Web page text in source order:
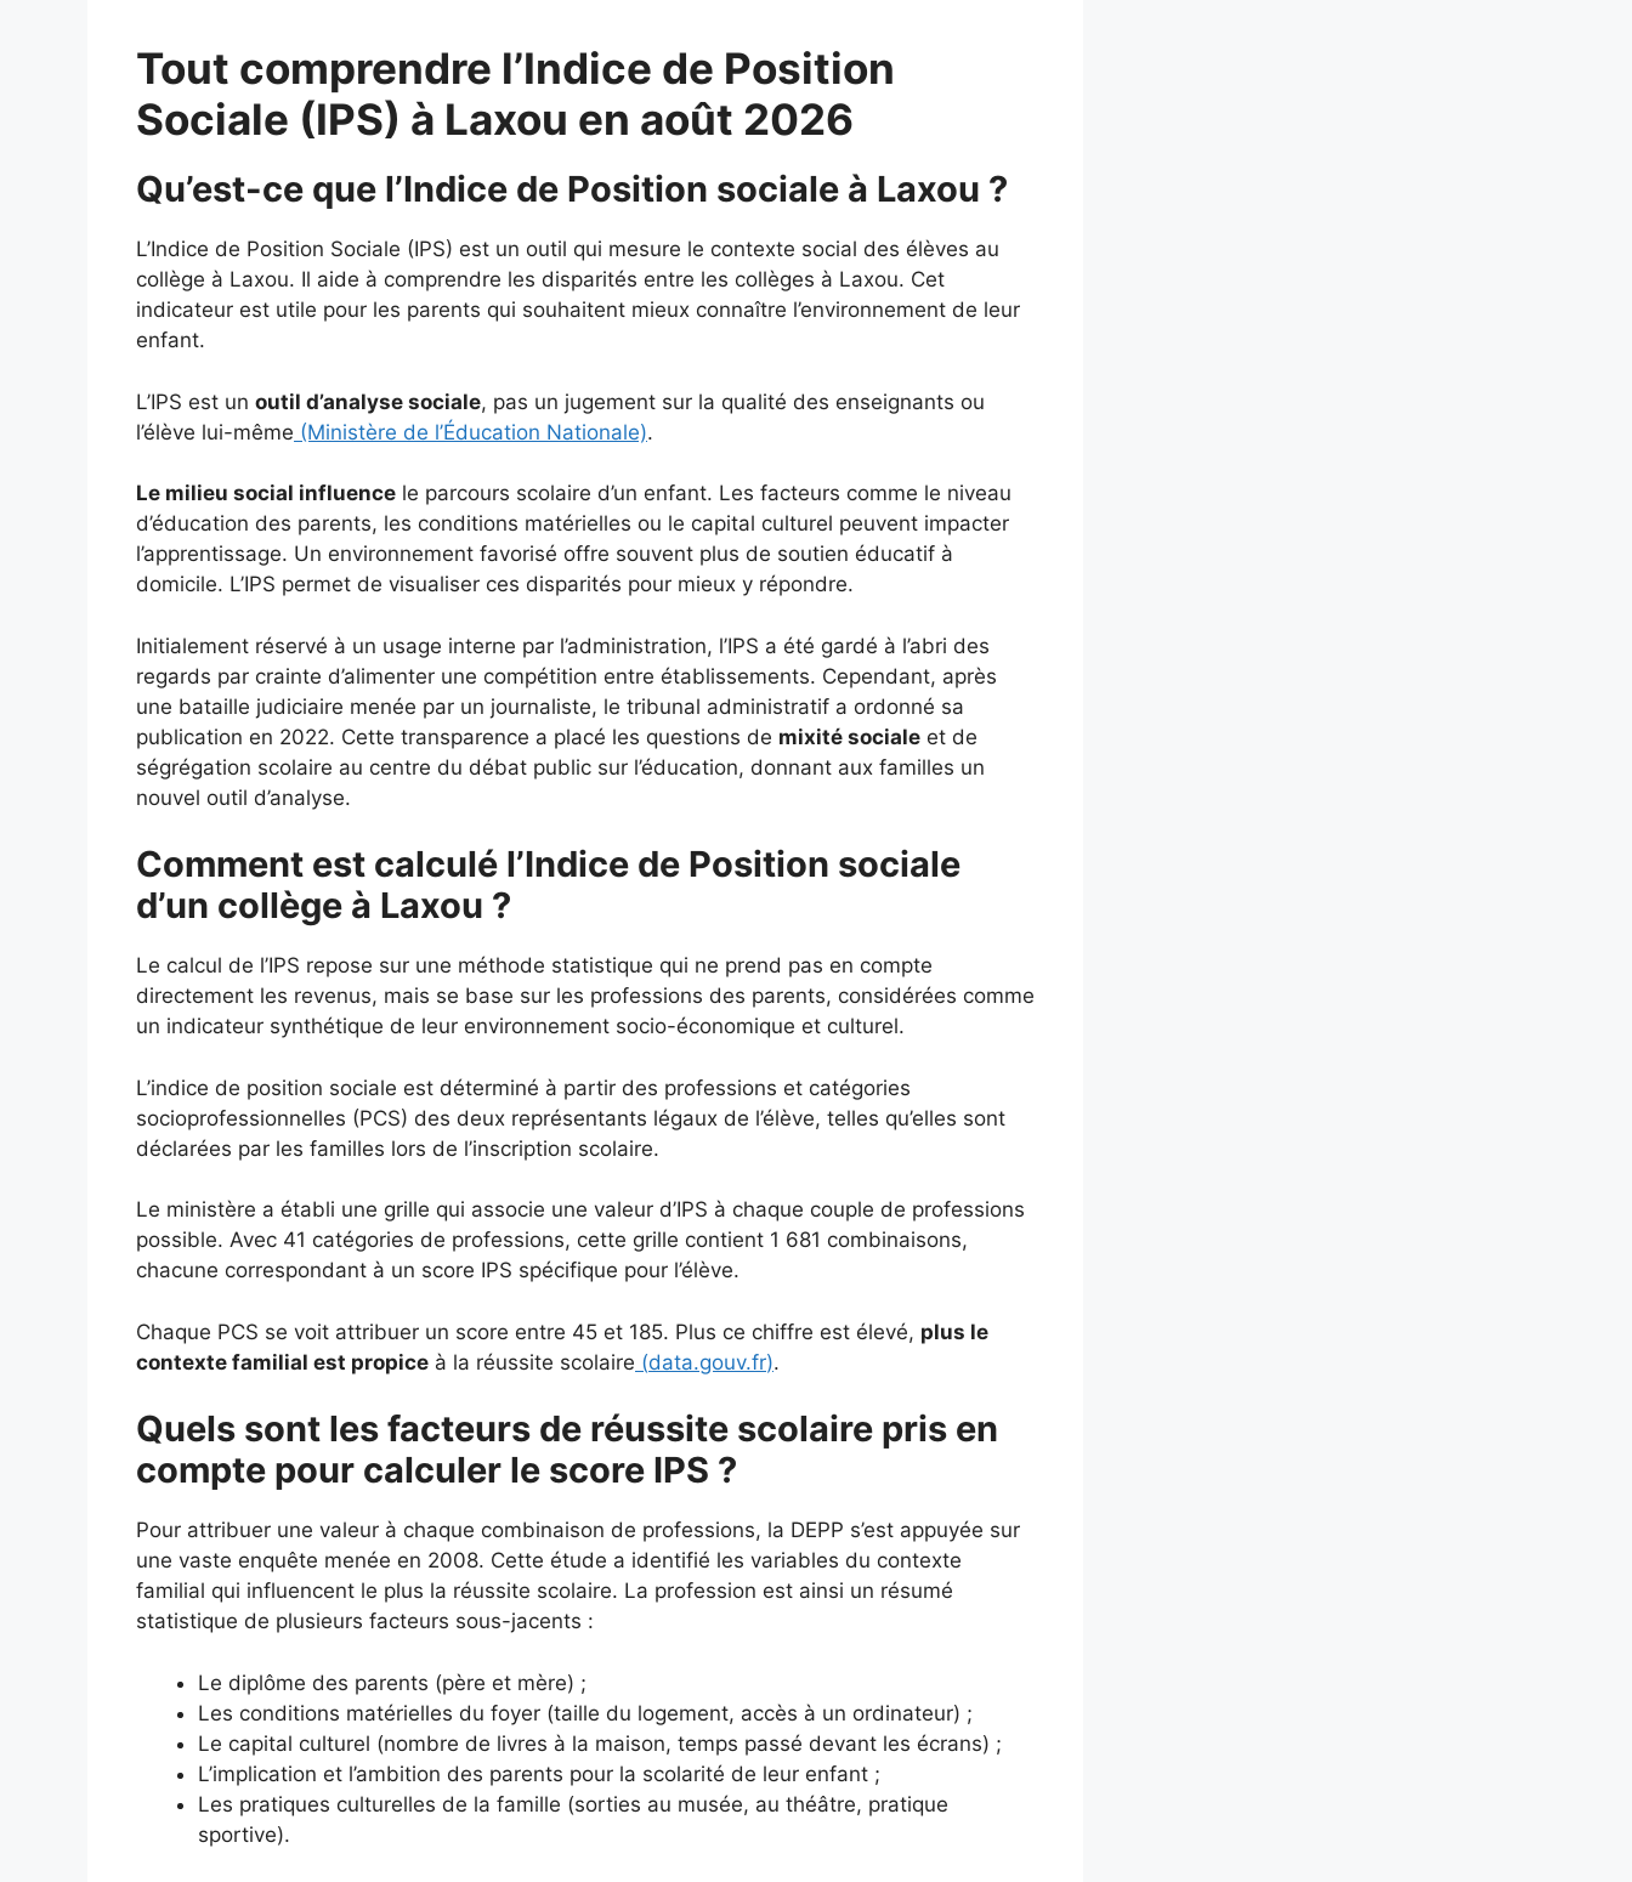
Tout comprendre l’Indice de Position
Sociale (IPS) à Laxou en août 2026
Qu’est-ce que l’Indice de Position sociale à Laxou ?
L’Indice de Position Sociale (IPS) est un outil qui mesure le contexte social des élèves au
collège à Laxou. Il aide à comprendre les disparités entre les collèges à Laxou. Cet
indicateur est utile pour les parents qui souhaitent mieux connaître l’environnement de leur
enfant.
L’IPS est un outil d’analyse sociale, pas un jugement sur la qualité des enseignants ou
l’élève lui-même (Ministère de l’Éducation Nationale).
Le milieu social influence le parcours scolaire d’un enfant. Les facteurs comme le niveau
d’éducation des parents, les conditions matérielles ou le capital culturel peuvent impacter
l’apprentissage. Un environnement favorisé offre souvent plus de soutien éducatif à
domicile. L’IPS permet de visualiser ces disparités pour mieux y répondre.
Initialement réservé à un usage interne par l’administration, l’IPS a été gardé à l’abri des
regards par crainte d’alimenter une compétition entre établissements. Cependant, après
une bataille judiciaire menée par un journaliste, le tribunal administratif a ordonné sa
publication en 2022. Cette transparence a placé les questions de mixité sociale et de
ségrégation scolaire au centre du débat public sur l’éducation, donnant aux familles un
nouvel outil d’analyse.
Comment est calculé l’Indice de Position sociale
d’un collège à Laxou ?
Le calcul de l’IPS repose sur une méthode statistique qui ne prend pas en compte
directement les revenus, mais se base sur les professions des parents, considérées comme
un indicateur synthétique de leur environnement socio-économique et culturel.
L’indice de position sociale est déterminé à partir des professions et catégories
socioprofessionnelles (PCS) des deux représentants légaux de l’élève, telles qu’elles sont
déclarées par les familles lors de l’inscription scolaire.
Le ministère a établi une grille qui associe une valeur d’IPS à chaque couple de professions
possible. Avec 41 catégories de professions, cette grille contient 1 681 combinaisons,
chacune correspondant à un score IPS spécifique pour l’élève.
Chaque PCS se voit attribuer un score entre 45 et 185. Plus ce chiffre est élevé, plus le
contexte familial est propice à la réussite scolaire (data.gouv.fr).
Quels sont les facteurs de réussite scolaire pris en
compte pour calculer le score IPS ?
Pour attribuer une valeur à chaque combinaison de professions, la DEPP s’est appuyée sur
une vaste enquête menée en 2008. Cette étude a identifié les variables du contexte
familial qui influencent le plus la réussite scolaire. La profession est ainsi un résumé
statistique de plusieurs facteurs sous-jacents :
Le diplôme des parents (père et mère) ;
Les conditions matérielles du foyer (taille du logement, accès à un ordinateur) ;
Le capital culturel (nombre de livres à la maison, temps passé devant les écrans) ;
L’implication et l’ambition des parents pour la scolarité de leur enfant ;
Les pratiques culturelles de la famille (sorties au musée, au théâtre, pratique
sportive).